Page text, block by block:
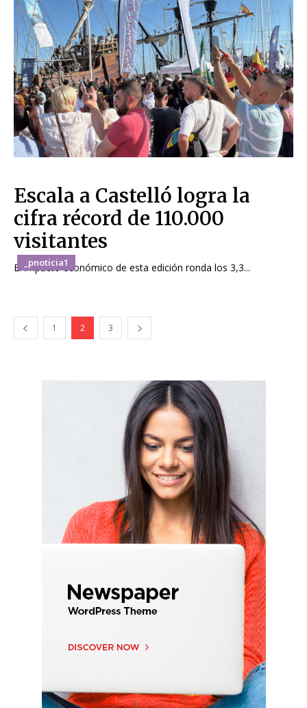
_pnoticia1
Escala a Castelló logra la
cifra récord de 110.000
visitantes
El impacto económico de esta edición ronda los 3,3...
1 2 3